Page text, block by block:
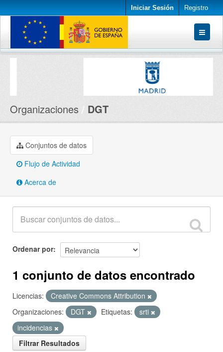
Iniciar Sesión Registro
Conjuntos de datos
Organizaciones DGT
Conjuntos de datos
Flujo de Actividad
Acerca de
Ordenar por
1 conjunto de datos encontrado
Licencias:
Creative Commons Attribution
Organizaciones:
DGT Etiquetas:
srti
incidencias
Filtrar Resultados